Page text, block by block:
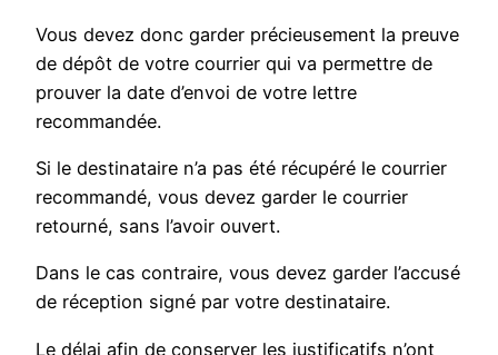
Vous devez donc garder précieusement la preuve
de dépôt de votre courrier qui va permettre de
prouver la date d’envoi de votre lettre
recommandée.
Si le destinataire n’a pas été récupéré le courrier
recommandé, vous devez garder le courrier
retourné, sans l’avoir ouvert.
Dans le cas contraire, vous devez garder l’accusé
de réception signé par votre destinataire.
Le délai afin de conserver les justificatifs n’ont